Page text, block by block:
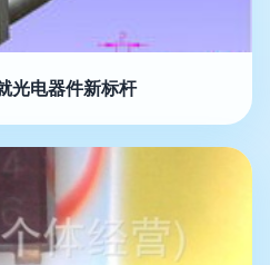
光电器件新标杆